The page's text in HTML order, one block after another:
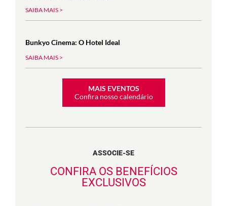
SAIBA MAIS >
Bunkyo Cinema: O Hotel Ideal
SAIBA MAIS >
MAIS EVENTOS
Confira nosso calendário
ASSOCIE-SE
CONFIRA OS BENEFÍCIOS
EXCLUSIVOS